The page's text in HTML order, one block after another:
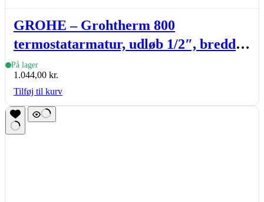
GROHE – Grohtherm 800
termostatarmatur, udløb 1/2″, bredde
305mm, krom
På lager
1.044,00 kr.
Tilføj til kurv